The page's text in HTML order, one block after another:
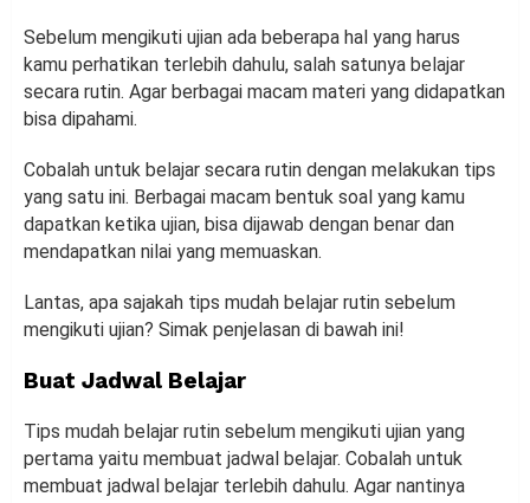
Sebelum mengikuti ujian ada beberapa hal yang harus
kamu perhatikan terlebih dahulu, salah satunya belajar
secara rutin. Agar berbagai macam materi yang didapatkan
bisa dipahami.
Cobalah untuk belajar secara rutin dengan melakukan tips
yang satu ini. Berbagai macam bentuk soal yang kamu
dapatkan ketika ujian, bisa dijawab dengan benar dan
mendapatkan nilai yang memuaskan.
Lantas, apa sajakah tips mudah belajar rutin sebelum
mengikuti ujian? Simak penjelasan di bawah ini!
Buat Jadwal Belajar
Tips mudah belajar rutin sebelum mengikuti ujian yang
pertama yaitu membuat jadwal belajar. Cobalah untuk
membuat jadwal belajar terlebih dahulu. Agar nantinya